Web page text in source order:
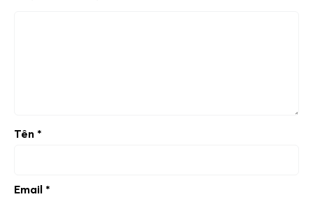
Tên *
Email *